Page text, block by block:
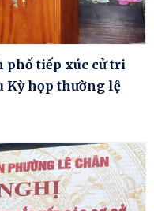
phố tiếp xúc cử tri
Kỳ họp thường lệ